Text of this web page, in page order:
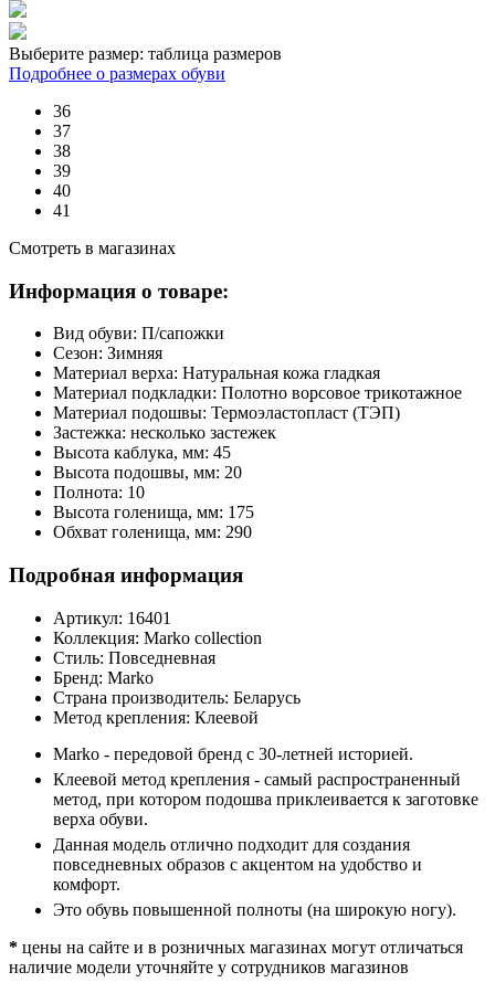
Выберите размер: таблица размеров
Подробнее о размерах обуви
36
37
38
39
40
41
Смотреть в магазинах
Информация о товаре:
Вид обуви: П/сапожки
Сезон: Зимняя
Материал верха: Натуральная кожа гладкая
Материал подкладки: Полотно ворсовое трикотажное
Материал подошвы: Термоэластопласт (ТЭП)
Застежка: несколько застежек
Высота каблука, мм: 45
Высота подошвы, мм: 20
Полнота: 10
Высота голенища, мм: 175
Обхват голенища, мм: 290
Подробная информация
Артикул: 16401
Коллекция: Marko collection
Стиль: Повседневная
Бренд: Marko
Страна производитель: Беларусь
Метод крепления: Клеевой
Marko - передовой бренд с 30-летней историей.
Клеевой метод крепления - самый распространенный
метод, при котором подошва приклеивается к заготовке
верха обуви.
Данная модель отлично подходит для создания
повседневных образов с акцентом на удобство и
комфорт.
Это обувь повышенной полноты (на широкую ногу).
* цены на сайте и в розничных магазинах могут отличаться
наличие модели уточняйте у сотрудников магазинов